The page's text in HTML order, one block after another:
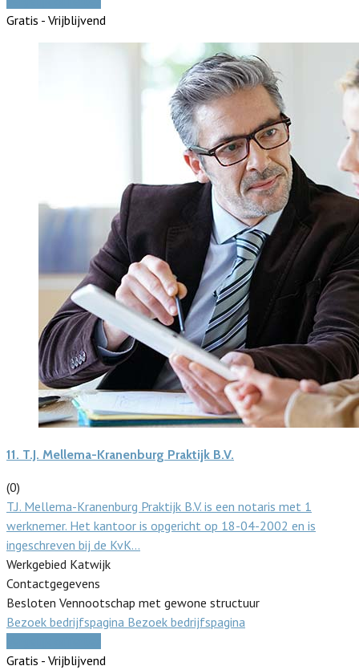
Gratis - Vrijblijvend
11. T.J. Mellema-Kranenburg Praktijk B.V.
(0)
T.J. Mellema-Kranenburg Praktijk B.V. is een notaris met 1
werknemer. Het kantoor is opgericht op 18-04-2002 en is
ingeschreven bij de KvK…
Werkgebied Katwijk
Contactgegevens
Besloten Vennootschap met gewone structuur
Bezoek bedrijfspagina Bezoek bedrijfspagina
Gratis - Vrijblijvend